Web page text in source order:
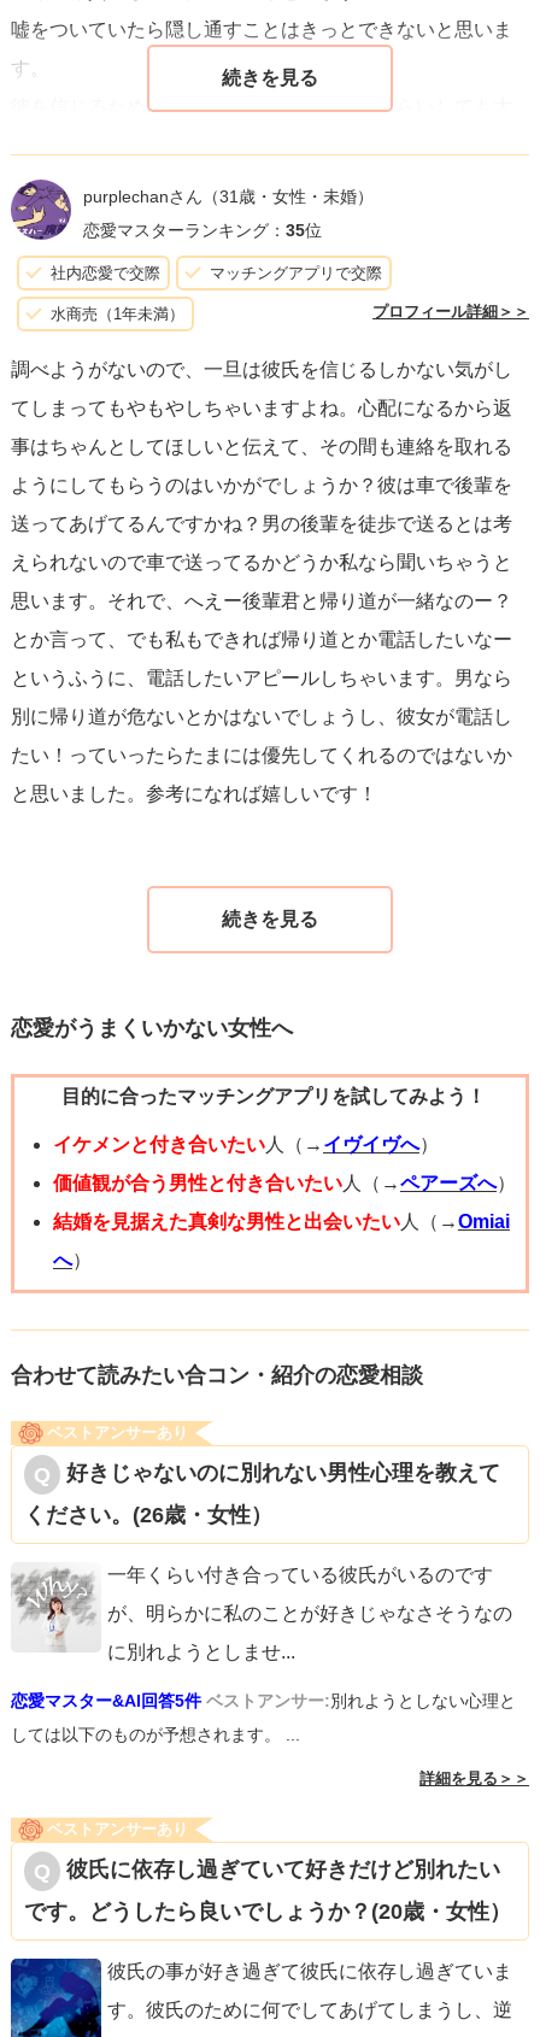
すが、あまりに感情的な意見に流されないように注意して
ください。信頼できる人に冷静な意見を求めるのが良いで
最終的に、あなたが心から安心でき、彼との関係を良好に
保てる方法を見つけることが最も大切です。疑念をため込
まずに、彼と一緒にどのように信頼関係を築いていけるか
模索してみてください。遠距離恋愛は挑戦が多いですが、
嘘をついていたら隠し通すことはきっとできないと思いま
す。
彼を信じるためにも少し探りを入れてみるくらいしても大
purplechanさん （31歳・女性・未婚）
恋愛マスターランキング： 35位
社内恋愛で交際 マッチングアプリで交際
水商売（1年未満） プロフィール詳細＞＞
調べようがないので、一旦は彼氏を信じるしかない気がし
てしまってもやもやしちゃいますよね。心配になるから返
事はちゃんとしてほしいと伝えて、その間も連絡を取れる
ようにしてもらうのはいかがでしょうか？彼は車で後輩を
送ってあげてるんですかね？男の後輩を徒歩で送るとは考
えられないので車で送ってるかどうか私なら聞いちゃうと
思います。それで、へえー後輩君と帰り道が一緒なのー？
とか言って、でも私もできれば帰り道とか電話したいなー
というふうに、電話したいアピールしちゃいます。男なら
別に帰り道が危ないとかはないでしょうし、彼女が電話し
たい！っていったらたまには優先してくれるのではないか
と思いました。参考になれば嬉しいです！
恋愛がうまくいかない女性へ
目的に合ったマッチングアプリを試してみよう！
イケメンと付き合いたい人（→ イヴイヴへ）
価値観が合う男性と付き合いたい人（→ペアーズへ）
結婚を見据えた真剣な男性と出会いたい人（→Omiai
へ）
合わせて読みたい合コン・紹介の恋愛相談
ベストアンサーあり
好きじゃないのに別れない男性心理を教えて
ください。(26歳・女性）
一年くらい付き合っている彼氏がいるのです
が、明らかに私のことが好きじゃなさそうなの
に別れようとしませ...
恋愛マスター&AI回答5件 ベストアンサー:別れようとしない心理と
しては以下のものが予想されます。 ...
詳細を見る＞＞
ベストアンサーあり
彼氏に依存し過ぎていて好きだけど別れたい
です。どうしたら良いでしょうか？(20歳・女性）
彼氏の事が好き過ぎて彼氏に依存し過ぎていま
す。彼氏のために何でしてあげてしまうし、逆